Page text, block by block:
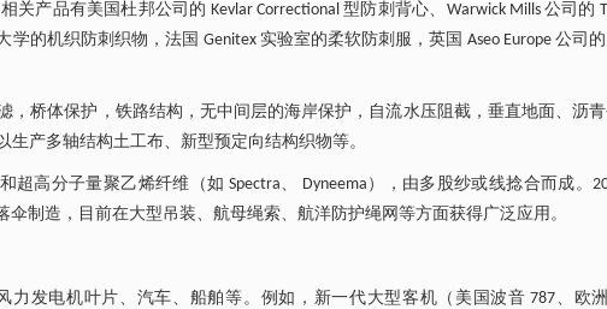
产品有美国杜邦公司的 Kevlar Correctional 型防刺背心、Warwick Mills 公司的
的机织防刺织物，法国 Genitex 实验室的柔软防刺服，英国 Aseo Europe 公司
桥体保护，铁路结构，无中间层的海岸保护，自流水压阻截，垂直地面、沥青
产多轴结构土工布、新型预定向结构织物等。
高分子量聚乙烯纤维（如 Spectra、 Dyneema），由多股纱或线捻合而成。
伞制造，目前在大型吊装、航母绳索、航洋防护绳网等方面获得广泛应用。
发电机叶片、汽车、船舶等。例如，新一代大型客机（美国波音 787、欧